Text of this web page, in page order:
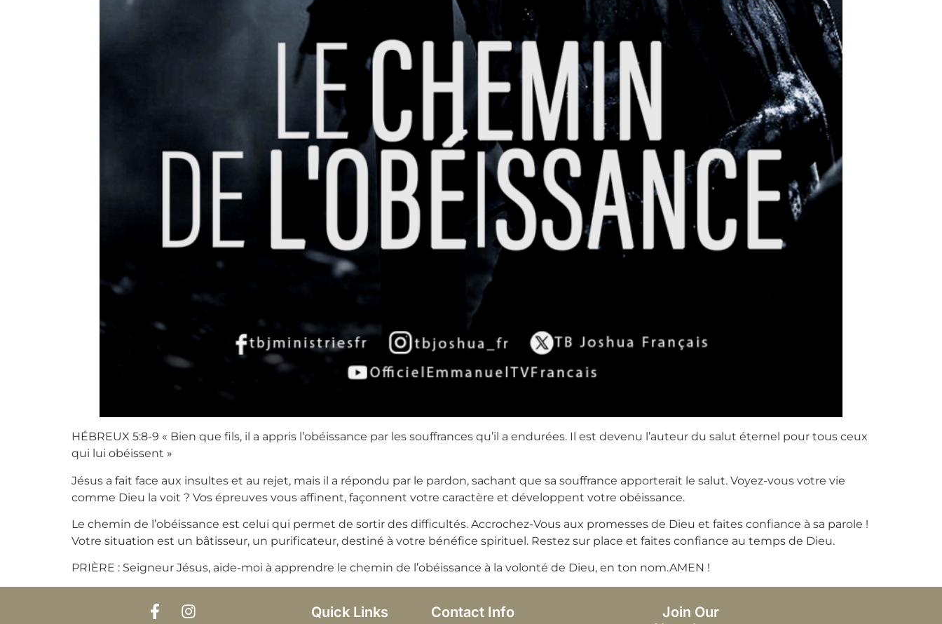
HÉBREUX 5:8-9 « Bien que fils, il a appris l’obéissance par les souffrances qu’il a endurées. Il est devenu l’auteur du salut éternel pour tous ceux
qui lui obéissent »
Jésus a fait face aux insultes et au rejet, mais il a répondu par le pardon, sachant que sa souffrance apporterait le salut. Voyez-vous votre vie
comme Dieu la voit ? Vos épreuves vous affinent, façonnent votre caractère et développent votre obéissance.
Le chemin de l’obéissance est celui qui permet de sortir des difficultés. Accrochez-Vous aux promesses de Dieu et faites confiance à sa parole !
Votre situation est un bâtisseur, un purificateur, destiné à votre bénéfice spirituel. Restez sur place et faites confiance au temps de Dieu.
PRIÈRE : Seigneur Jésus, aide-moi à apprendre le chemin de l’obéissance à la volonté de Dieu, en ton nom.AMEN !
Quick Links Contact Info
Join Our